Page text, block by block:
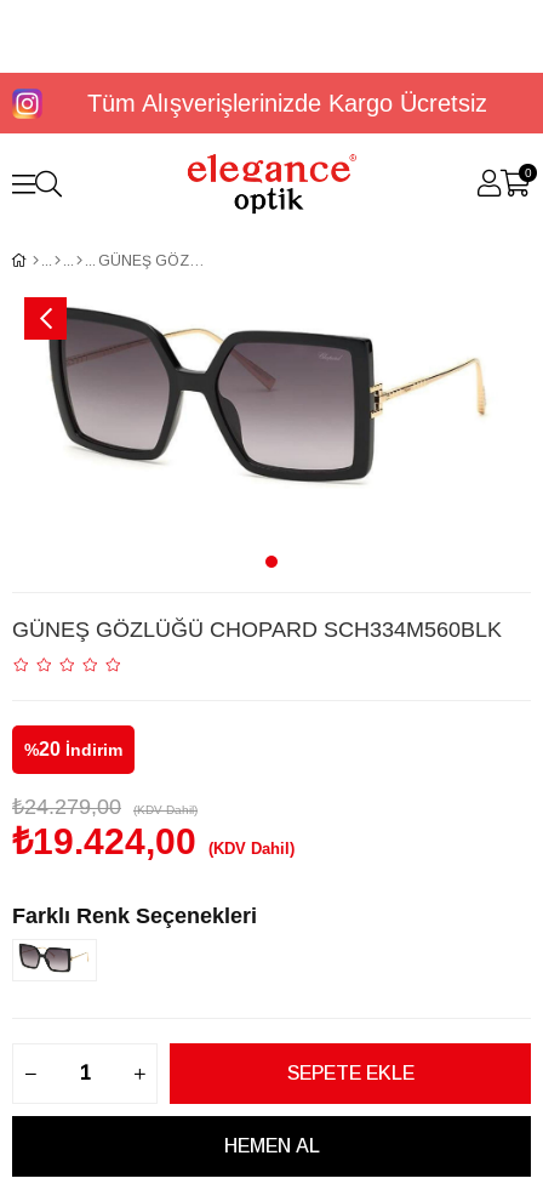
Tüm Alışverişlerinizde Kargo Ücretsiz
0
GÜNEŞ GÖZLÜĞÜ CHOPARD SCH334M560BLK
GÜNEŞ GÖZLÜĞÜ CHOPARD SCH334M560BLK
%20 İndirim
₺24.279,00 (KDV Dahil)
₺19.424,00 (KDV Dahil)
Farklı Renk Seçenekleri